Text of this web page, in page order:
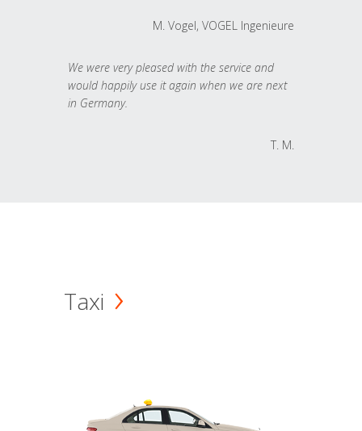
M. Vogel, VOGEL Ingenieure
We were very pleased with the service and
would happily use it again when we are next
in Germany.
T. M.
Taxi